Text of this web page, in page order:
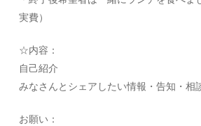
実費）
☆内容：
自己紹介
みなさんとシェアしたい情報・告知・相
お願い：